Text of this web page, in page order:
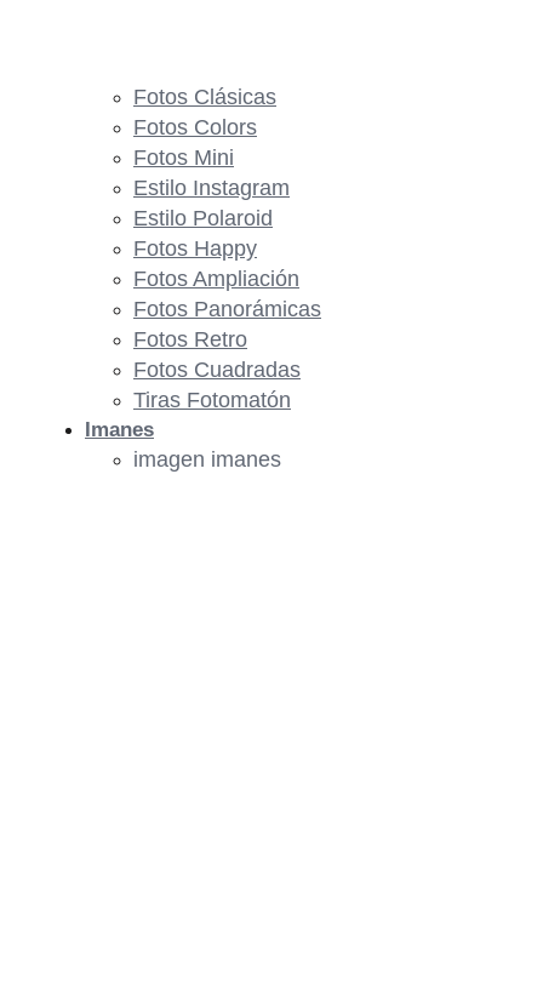
Fotos Clásicas
Fotos Colors
Fotos Mini
Estilo Instagram
Estilo Polaroid
Fotos Happy
Fotos Ampliación
Fotos Panorámicas
Fotos Retro
Fotos Cuadradas
Tiras Fotomatón
Imanes
imagen imanes